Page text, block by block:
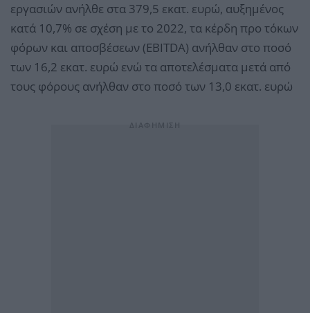
εργασιών ανήλθε στα 379,5 εκατ. ευρώ, αυξημένος
κατά 10,7% σε σχέση με το 2022, τα κέρδη προ τόκων
φόρων και αποσβέσεων (EBITDA) ανήλθαν στο ποσό
των 16,2 εκατ. ευρώ ενώ τα αποτελέσματα μετά από
τους φόρους ανήλθαν στο ποσό των 13,0 εκατ. ευρώ